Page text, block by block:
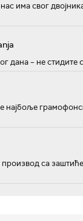
има свог
дана – не стидите
најбоље
са